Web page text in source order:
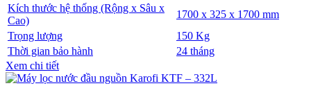
Kích thước hệ thống (Rộng x Sâu x
Cao)
1700 x 325 x 1700 mm
Trọng lượng
150 Kg
Thời gian bảo hành
24 tháng
Xem chi tiết